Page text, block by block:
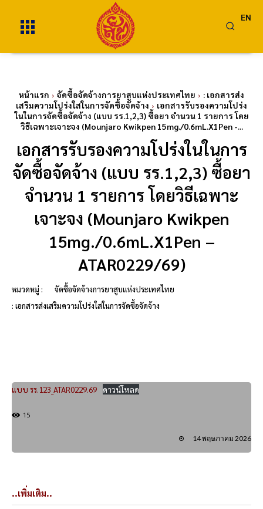
EN
หน้าแรก จัดซื้อจัดจ้างการยาสูบแห่งประเทศไทย
: เอกสารส่ง
เสริมความโปร่งใสในการจัดซื้อจัดจ้าง
เอกสารรับรองความโปร่ง
ในในการจัดซื้อจัดจ้าง (แบบ รร.1,2,3) ซื้อยา จำนวน 1 รายการ โดย
วิธีเฉพาะเจาะจง (Mounjaro Kwikpen 15mg./0.6mL.X1Pen -...
เอกสารรับรองความโปร่งในในการ
จัดซื้อจัดจ้าง (แบบ รร.1,2,3) ซื้อยา
จำนวน 1 รายการ โดยวิธีเฉพาะ
เจาะจง (Mounjaro Kwikpen
15mg./0.6mL.X1Pen –
ATAR0229/69)
หมวดหมู่ :
จัดซื้อจัดจ้างการยาสูบแห่งประเทศไทย
: เอกสารส่งเสริมความโปร่งใสในการจัดซื้อจัดจ้าง
แบบ รร.123_ATAR0229.69 ดาวน์โหลด
15
14 พฤษภาคม 2026
..เพิ่มเติม..